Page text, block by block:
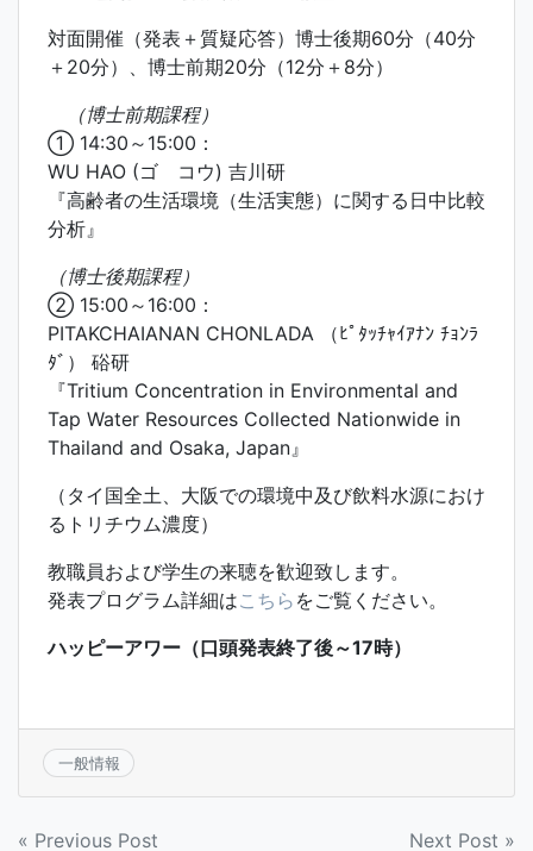
対面開催（発表＋質疑応答）博士後期60分（40分
＋20分）、博士前期20分（12分＋8分）
（博士前期課程）
① 14:30～15:00：
WU HAO (ゴ コウ) 吉川研
『高齢者の生活環境（生活実態）に関する日中比較
分析』
（博士後期課程）
② 15:00～16:00：
PITAKCHAIANAN CHONLADA （ﾋﾟﾀｯﾁｬｲｱﾅﾝ ﾁｮﾝﾗ
ﾀﾞ） 硲研
『Tritium Concentration in Environmental and
Tap Water Resources Collected Nationwide in
Thailand and Osaka, Japan』
（タイ国全土、大阪での環境中及び飲料水源におけ
るトリチウム濃度）
教職員および学生の来聴を歓迎致します。
発表プログラム詳細はこちら をご覧ください。
ハッピーアワー（口頭発表終了後～17時）
一般情報
« Previous Post Next Post »